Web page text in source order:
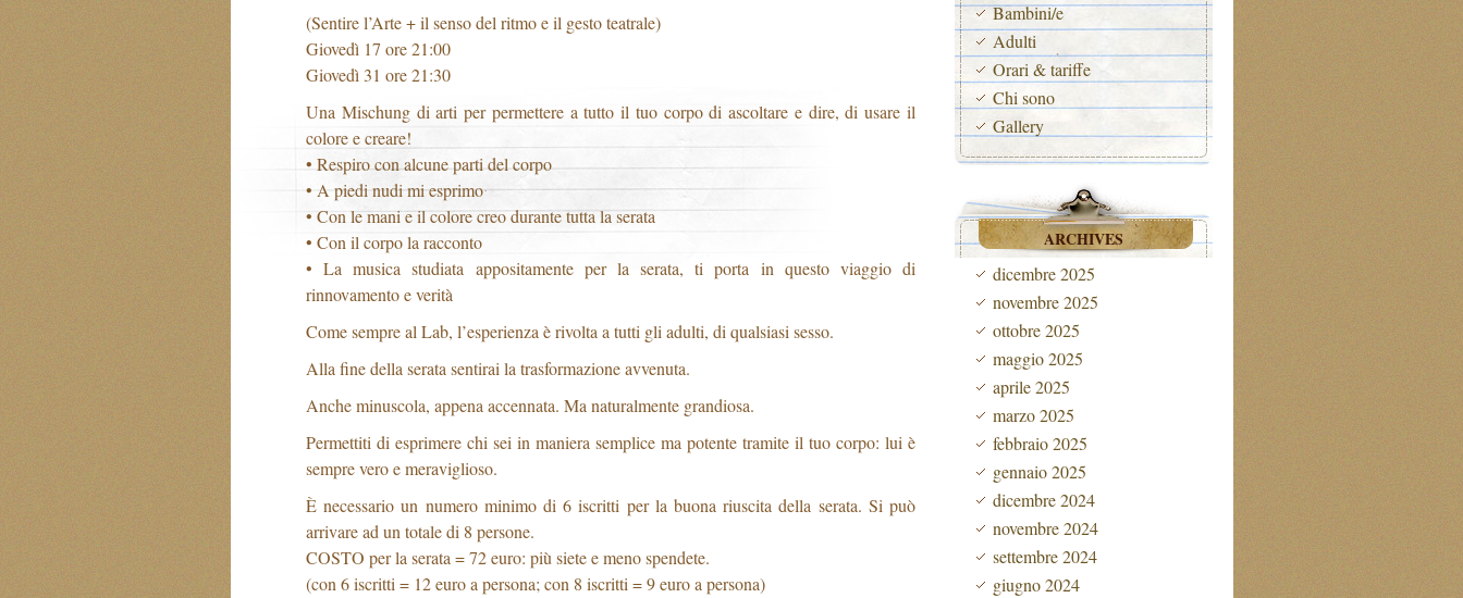
(Sentire l’Arte + il senso del ritmo e il gesto teatrale)
Giovedì 17 ore 21:00
Giovedì 31 ore 21:30
Una Mischung di arti per permettere a tutto il tuo corpo di ascoltare e dire, di usare il
colore e creare!
• Respiro con alcune parti del corpo
• A piedi nudi mi esprimo
• Con le mani e il colore creo durante tutta la serata
• Con il corpo la racconto
• La musica studiata appositamente per la serata, ti porta in questo viaggio di
rinnovamento e verità
Come sempre al Lab, l’esperienza è rivolta a tutti gli adulti, di qualsiasi sesso.
Alla fine della serata sentirai la trasformazione avvenuta.
Anche minuscola, appena accennata. Ma naturalmente grandiosa.
Permettiti di esprimere chi sei in maniera semplice ma potente tramite il tuo corpo: lui è
sempre vero e meraviglioso.
È necessario un numero minimo di 6 iscritti per la buona riuscita della serata. Si può
arrivare ad un totale di 8 persone.
COSTO per la serata = 72 euro: più siete e meno spendete.
(con 6 iscritti = 12 euro a persona; con 8 iscritti = 9 euro a persona)
Bambini/e
Adulti
Orari & tariffe
Chi sono
Gallery
ARCHIVES
dicembre 2025
novembre 2025
ottobre 2025
maggio 2025
aprile 2025
marzo 2025
febbraio 2025
gennaio 2025
dicembre 2024
novembre 2024
settembre 2024
giugno 2024